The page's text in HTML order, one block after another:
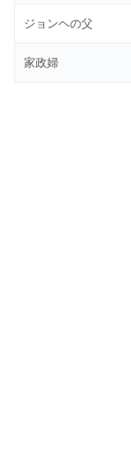
ジョンヘの父
家政婦